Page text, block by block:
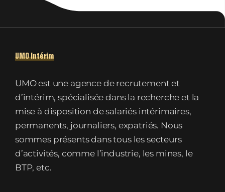
UMO Intérim
UMO est une agence de recrutement et
d’intérim, spécialisée dans la recherche et la
mise à disposition de salariés intérimaires,
permanents, journaliers, expatriés. Nous
sommes présents dans tous les secteurs
d’activités, comme l’industrie, les mines, le
BTP, etc.